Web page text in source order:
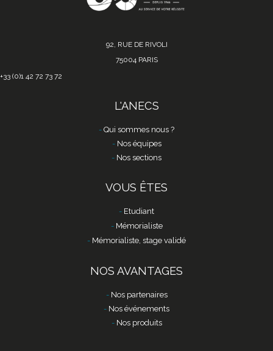
92, RUE DE RIVOLI
75004 PARIS
+33 (0)1 42 72 73 72
L'ANECS
Qui sommes nous ?
Nos équipes
Nos sections
VOUS ÊTES
Etudiant
Mémorialiste
Mémorialiste, stage validé
NOS AVANTAGES
Nos partenaires
Nos événements
Nos produits